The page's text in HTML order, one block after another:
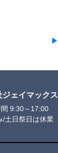
▶
ジェイマックス
9:30～17:00
/土日祭日は休業